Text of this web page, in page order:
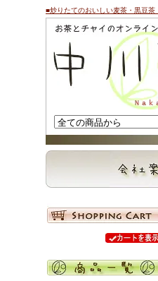
■炒りたてのおいしい麦茶・黒豆茶